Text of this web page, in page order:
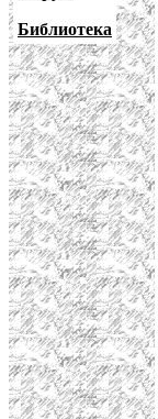
Библиотека